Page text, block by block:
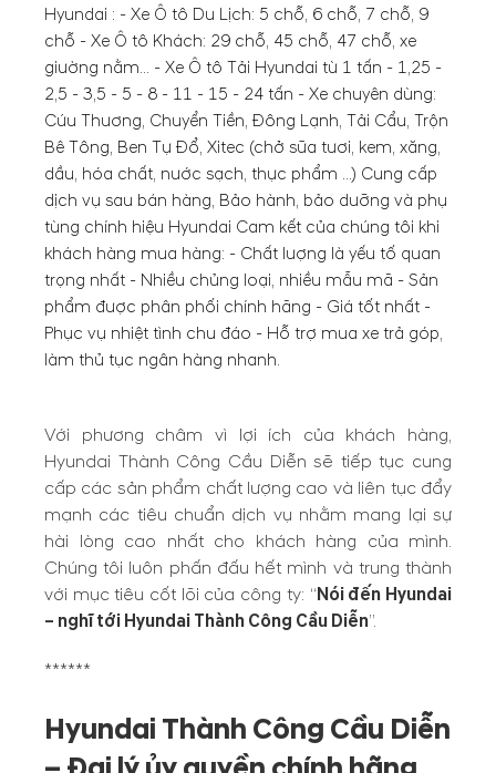
Hyundai : - Xe Ô tô Du Lịch: 5 chỗ, 6 chỗ, 7 chỗ, 9
chỗ - Xe Ô tô Khách: 29 chỗ, 45 chỗ, 47 chỗ, xe
giường nằm... - Xe Ô tô Tải Hyundai từ 1 tấn - 1,25 -
2,5 - 3,5 - 5 - 8 - 11 - 15 - 24 tấn - Xe chuyên dùng:
Cứu Thương, Chuyển Tiền, Đông Lạnh, Tải Cẩu, Trộn
Bê Tông, Ben Tự Đổ, Xitec (chở sữa tươi, kem, xăng,
dầu, hóa chất, nước sạch, thực phẩm ...) Cung cấp
dịch vụ sau bán hàng, Bảo hành, bảo dưỡng và phụ
tùng chính hiệu Hyundai Cam kết của chúng tôi khi
khách hàng mua hàng: - Chất lượng là yếu tố quan
trọng nhất - Nhiều chủng loại, nhiều mẫu mã - Sản
phẩm được phân phối chính hãng - Giá tốt nhất -
Phục vụ nhiệt tình chu đáo - Hỗ trợ mua xe trả góp,
làm thủ tục ngân hàng nhanh.
Với phương châm vì lợi ích của khách hàng,
Hyundai Thành Công Cầu Diễn sẽ tiếp tục cung
cấp các sản phẩm chất lượng cao và liên tục đẩy
mạnh các tiêu chuẩn dịch vụ nhằm mang lại sự
hài lòng cao nhất cho khách hàng của mình.
Chúng tôi luôn phấn đấu hết mình và trung thành
với mục tiêu cốt lõi của công ty: “Nói đến Hyundai
– nghĩ tới Hyundai Thành Công Cầu Diễn”.
******
Hyundai Thành Công Cầu Diễn